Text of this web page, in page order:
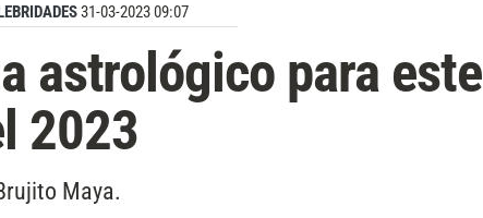
31-03-2023 09:07
astrológico para este
2023
Maya.